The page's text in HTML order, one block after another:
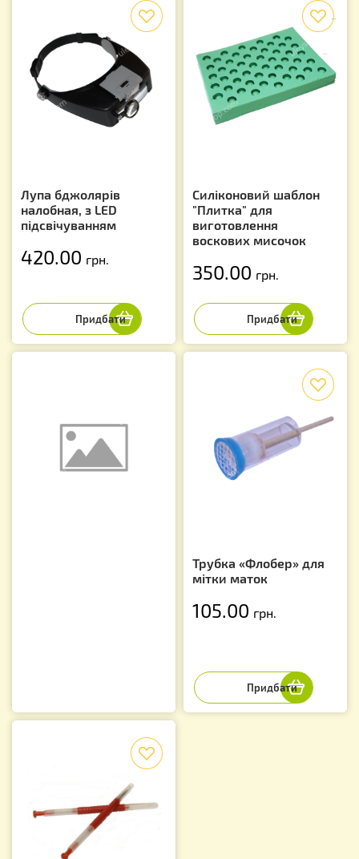
Лупа бджолярів
налобная, з LED
підсвічуванням
420.00 грн.
Силіконовий шаблон
"Плитка" для
виготовлення
воскових мисочок
350.00 грн.
Трубка «Флобер» для
мітки маток
105.00 грн.